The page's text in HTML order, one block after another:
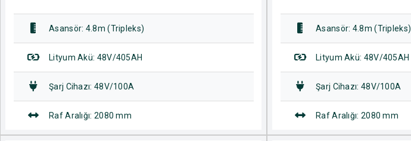
Asansör: 4.8m (Tripleks)
Lityum Akü: 48V/405AH
Şarj Cihazı: 48V/100A
Raf Aralığı: 2080 mm
Asansör: 4.8m (Tripleks)
Lityum Akü: 48V/405AH
Şarj Cihazı: 48V/100A
Raf Aralığı: 2080 mm